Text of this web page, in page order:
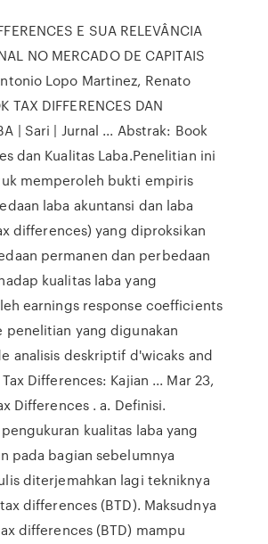
E SUA RELEVÂNCIA
NO MERCADO DE CAPITAIS
Lopo Martinez, Renato
TAX DIFFERENCES DAN
| Sari | Jurnal ... Abstrak: Book
dan Kualitas Laba.Penelitian ini
memperoleh bukti empiris
laba akuntansi dan laba
differences) yang diproksikan
permanen dan perbedaan
kualitas laba yang
earnings response coefficients
penelitian yang digunakan
analisis deskriptif d'wicaks and
Differences: Kajian ... Mar 23,
Differences . a. Definisi.
kualitas laba yang
pada bagian sebelumnya
diterjemahkan lagi tekniknya
differences (BTD). Maksudnya
differences (BTD) mampu